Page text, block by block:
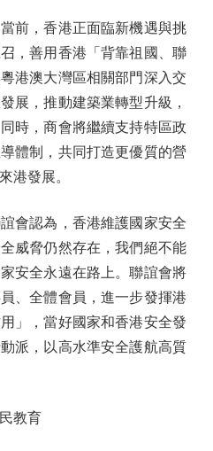
，香港正面臨新機遇與挑
，善用香港「背靠祖國、聯
港澳大灣區相關部門深入交
展，推動建築業轉型升級，
時，商會將繼續支持特區政
體制，共同打造更優質的營
港發展。
認為，香港維護國家安全
威脅仍然存在，我們絕不能
安全永遠在路上。聯誼會將
、全體會員，進一步發揮港
」，當好國家和香港安全發
派，以高水準安全護航高質
教育